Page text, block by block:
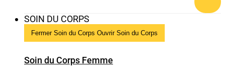
SOIN DU CORPS
Fermer Soin du Corps Ouvrir Soin du Corps
Soin du Corps Femme